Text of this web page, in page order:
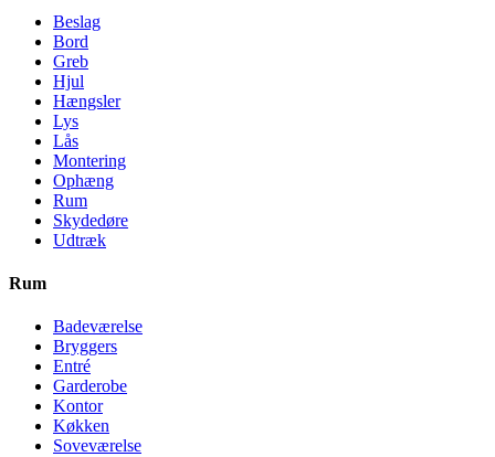
Beslag
Bord
Greb
Hjul
Hængsler
Lys
Lås
Montering
Ophæng
Rum
Skydedøre
Udtræk
Rum
Badeværelse
Bryggers
Entré
Garderobe
Kontor
Køkken
Soveværelse